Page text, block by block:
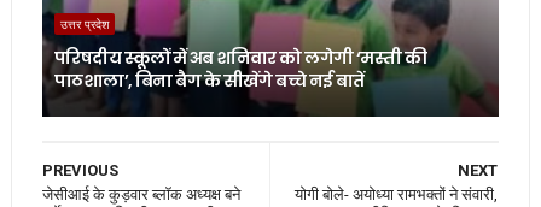
उत्तर प्रदेश
परिषदीय स्कूलों में अब शनिवार को लगेगी ‘मस्ती की
पाठशाला’, बिना बैग के सीखेंगे बच्चे नई बातें
NEXT
योगी बोले- अयोध्या रामभक्तों ने संवारी,
PREVIOUS
जेसीआई के कुड़वार ब्लॉक अध्यक्ष बने